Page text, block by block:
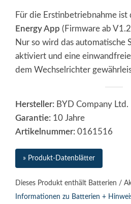
Für die Erstinbetriebnahme ist
Energy App (Firmware ab
Nur so wird das automatische
aktiviert und eine
dem Wechselrichter
Hersteller: BYD Company Ltd.
Garantie: 10 Jahre
Artikelnummer: 0161516
» Produkt-Datenblätter
Dieses Produkt enthält Batterien /
Informationen zu Batterien +